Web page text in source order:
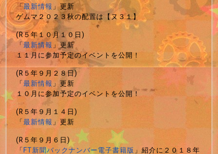
「最新情報」更新
ゲムマ２０２３秋の配置は【ヌ３１】
(R５年１０月１０日)
「最新情報」更新
１１月に参加予定のイベントを公開！
(R５年９月２８日)
「最新情報」更新
１０月に参加予定のイベントを公開！
(R５年９月１４日)
「最新情報」更新
(R５年９月６日)
「FT新聞バックナンバー電子書籍版」紹介に２０１８年